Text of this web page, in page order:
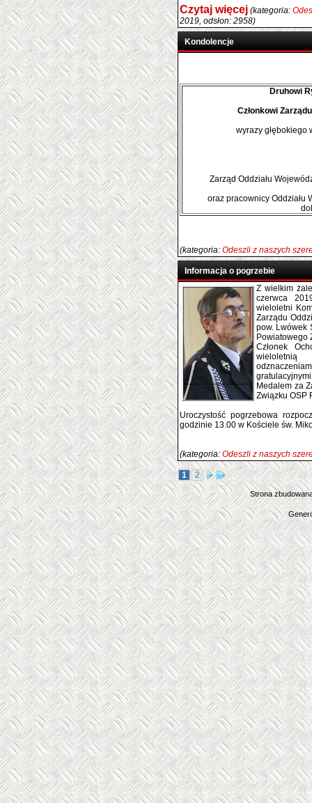
Czytaj więcej (kategoria:
2019, odsłon: 2958)
Kondolencje
Druhowi
Członkowi
wyrazy głębokiego
Zarząd Oddziału
oraz pracownicy Oddziału
(kategoria: Odeszli z naszych
Informacja o pogrzebie
Z wielkim
czerwca
wieloletni
Zarządu
pow. Lwówek
Powiatowego
Członek
wieloletnią
Medalem za
Związku OSP
Uroczystość pogrzebowa
godzinie 13.00 w Kościele św.
(kategoria: Odeszli z naszych
1 2
Strona